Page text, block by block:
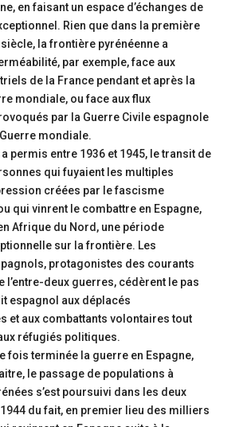
en faisant un espace d’échanges de
Rien que dans la première
la frontière pyrénéenne a
par exemple, face aux
de la France pendant et après la
mondiale, ou face aux flux
par la Guerre Civile espagnole
mondiale.
permis entre 1936 et 1945, le transit de
qui fuyaient les multiples
créées par le fascisme
qui vinrent le combattre en Espagne,
Afrique du Nord, une période
sur la frontière. Les
protagonistes des courants
l’entre-deux guerres, cédèrent le pas
espagnol aux déplacés
et aux combattants volontaires tout
réfugiés politiques.
fois terminée la guerre en Espagne,
le passage de populations à
s’est poursuivi dans les deux
1944 du fait, en premier lieu des milliers